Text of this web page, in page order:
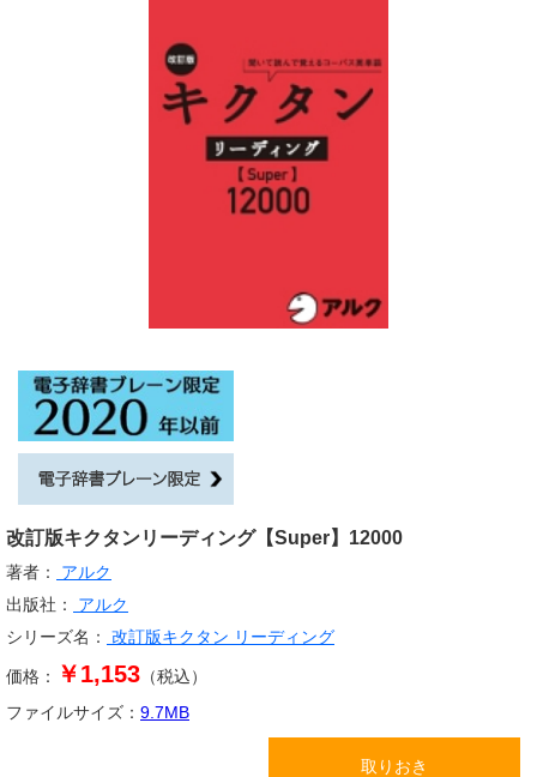
改訂版キクタンリーディング【Super】12000
著者：
アルク
出版社：
アルク
シリーズ名：
改訂版キクタン リーディング
価格： ￥1,153 （税込）
ファイルサイズ： 9.7MB
取りおき